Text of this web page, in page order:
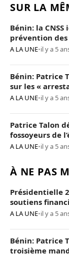
SUR LA
Bénin: la
prévention
A LA UNE•il y a 5
Bénin: Patrice
sur les «
A LA UNE•il y a 5
Patrice Talon
fossoyeurs de
A LA UNE•il y a 5
À NE PAS
Présidentielle
soutiens
A LA UNE•il y a 5
Bénin: Patrice
troisième